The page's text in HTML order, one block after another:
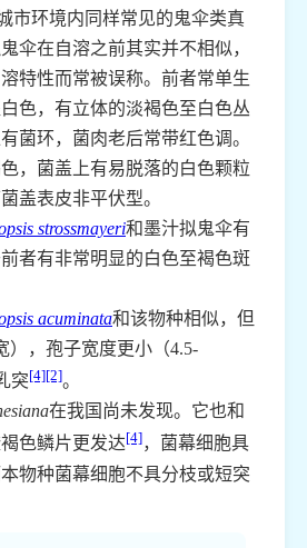
市环境内同样常见的鬼伞类真
伞在自溶之前其实并不相似，
特性而常被误称。前者常单生
色，有立体的淡褐色至白色丛
菌环，菌肉老后常带红色调。
，菌盖上有易脱落的白色颗粒
盖表皮非平伏型。
strossmayeri和墨汁拟鬼伞有
者有非常明显的白色至褐色斑
acuminata和该物种相似，但
），孢子宽度更小（4.5-
突[4][2]。
在我国尚未发现。它也和
色鳞片更发达[4]，菌幕细胞具
物种菌幕细胞不具分枝或短突